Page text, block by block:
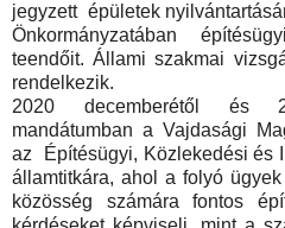
jegyzett épületek
Önkormányzatában
teendőit. Állami szakmai
rendelkezik.
2020 decemberétől és
mandátumban a Vajdasági
az Építésügyi, Közlekedési és
államtitkára, ahol a folyó
közösség számára fontos